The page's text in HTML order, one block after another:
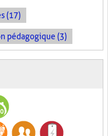
(17)
pédagogique (3)